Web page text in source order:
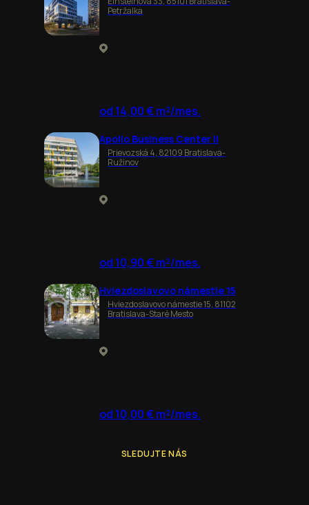
Petržalka
od 14,00 € m²/mes.
Apollo Business Center II
Prievozská 4, 82109 Bratislava-
Ružinov
od 10,90 € m²/mes.
Hviezdoslavovo námestie 15
Hviezdoslavovo námestie 15, 81102
Bratislava-Staré Mesto
od 10,00 € m²/mes.
SLEDUJTE NÁS